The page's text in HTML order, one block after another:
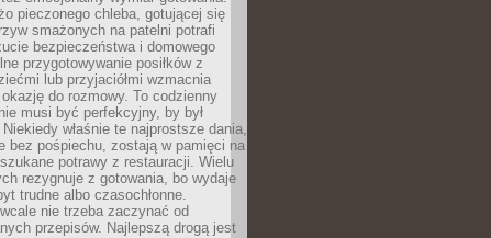
pieczonego chleba, gotującej się
smażonych na patelni potrafi
bezpieczeństwa i domowego
przygotowywanie posiłków z
lub przyjaciółmi wzmacnia
do rozmowy. To codzienny
musi być perfekcyjny, by był
właśnie te najprostsze dania,
bez pośpiechu, zostają w pamięci na
potrawy z restauracji. Wielu
rezygnuje z gotowania, bo wydaje
trudne albo czasochłonne.
nie trzeba zaczynać od
przepisów. Najlepszą drogą jest